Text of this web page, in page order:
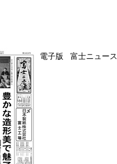
電子版 富士ニュー